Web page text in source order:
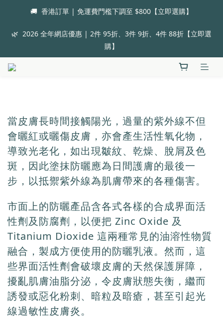
🚚  香港訂單 | 免運費門檻下調至 $800【立即選購】
🌿  2026 全年網店優惠 | 2件 95折、3件 9折、4件 88折【立即選
購】
當皮膚長時間接觸陽光，過量的紫外線不但
會曬紅或曬傷皮膚，亦會產生活性氧化物，
導致光老化，如出現皺紋、乾燥、脫屑及色
斑，因此塗抹防曬應為日間護膚的最後一
步，以抵禦紫外線為肌膚帶來的各種傷害。
市面上的防曬產品含各式各樣的合成界面活
性劑及防腐劑，以便把 Zinc Oxide 及
Titanium Dioxide 這兩種常見的油溶性物質
融合，製成方便使用的防曬乳液。然而，這
些界面活性劑會破壞皮膚的天然保護屏障，
擾亂肌膚油脂分泌，令皮膚狀態失衡，繼而
誘發或惡化粉刺、暗粒及暗瘡，甚至引起光
線過敏性皮膚炎。